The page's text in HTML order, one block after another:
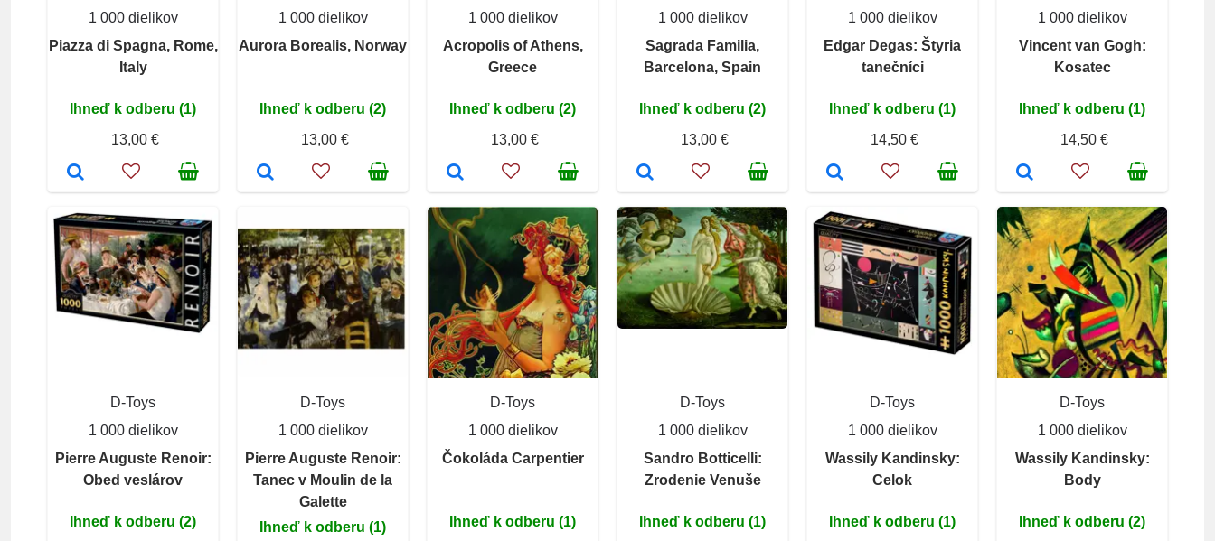
1 000 dielikov
Piazza di Spagna, Rome,
Italy
Ihneď k odberu (1)
13,00 €
1 000 dielikov
Aurora Borealis, Norway
Ihneď k odberu (2)
13,00 €
1 000 dielikov
Acropolis of Athens,
Greece
Ihneď k odberu (2)
13,00 €
1 000 dielikov
Sagrada Familia,
Barcelona, Spain
Ihneď k odberu (2)
13,00 €
1 000 dielikov
Edgar Degas: Štyria
tanečníci
Ihneď k odberu (1)
14,50 €
1 000 dielikov
Vincent van Gogh:
Kosatec
Ihneď k odberu (1)
14,50 €
D-Toys
1 000 dielikov
Pierre Auguste Renoir:
Obed veslárov
Ihneď k odberu (2)
D-Toys
1 000 dielikov
Pierre Auguste Renoir:
Tanec v Moulin de la
Galette
Ihneď k odberu (1)
D-Toys
1 000 dielikov
Čokoláda Carpentier
Ihneď k odberu (1)
D-Toys
1 000 dielikov
Sandro Botticelli:
Zrodenie Venuše
Ihneď k odberu (1)
D-Toys
1 000 dielikov
Wassily Kandinsky:
Celok
Ihneď k odberu (1)
D-Toys
1 000 dielikov
Wassily Kandinsky:
Body
Ihneď k odberu (2)